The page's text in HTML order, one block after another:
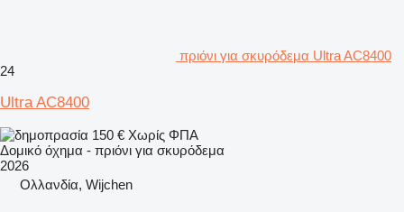
πριόνι για σκυρόδεμα Ultra AC8400
24
Ultra AC8400
150 € Χωρίς ΦΠΑ
Δομικό όχημα - πριόνι για σκυρόδεμα
2026
Ολλανδία, Wijchen